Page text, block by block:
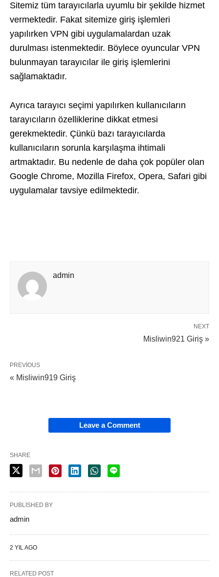
Sitemiz tüm tarayıcılarla uyumlu bir şekilde hizmet
vermektedir. Fakat sitemize giriş işlemleri
yapılırken VPN gibi uygulamalardan uzak
durulması istenmektedir. Böylece oyuncular VPN
bulunmayan tarayıcılar ile giriş işlemlerini
sağlamaktadır.
Ayrıca tarayıcı seçimi yapılırken kullanıcıların
tarayıcıların özelliklerine dikkat etmesi
gerekmektedir. Çünkü bazı tarayıcılarda
kullanıcıların sorunla karşılaşma ihtimali
artmaktadır. Bu nedenle de daha çok popüler olan
Google Chrome, Mozilla Firefox, Opera, Safari gibi
uygulamalar tavsiye edilmektedir.
admin
NEXT
Misliwin921 Giriş »
PREVIOUS
« Misliwin919 Giriş
Leave a Comment
SHARE
PUBLISHED BY
admin
2 YIL AGO
RELATED POST